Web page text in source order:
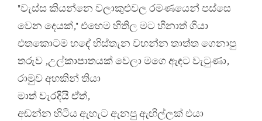
"වැස්ස කියන්නෙ වලාකුළුවල රමණයෙන් පස්සෙ
වෙන දෙයක්," එහෙම හිතිල මට හිනාත් ගියා
එතකොටම හඳේ හිස්තැන වහන්න තාත්ත ගෙනාපු
තරුව ,උල්කාපාතයක් වෙලා මගෙ ඇඳට වැටුණා,
රාමුව අහකින් තියා
මාත් වැරදියි ඒත්,
අඬන්න හිටිය ඇහැට ඇනපු ඇඟිල්ලක් එයා